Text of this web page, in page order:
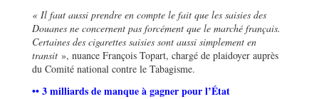
« Il faut aussi prendre en compte le fait que les saisies des
Douanes ne concernent pas forcément que le marché français.
Certaines des cigarettes saisies sont aussi simplement en
transit », nuance François Topart, chargé de plaidoyer auprès
du Comité national contre le Tabagisme.
•• 3 milliards de manque à gagner pour l’État